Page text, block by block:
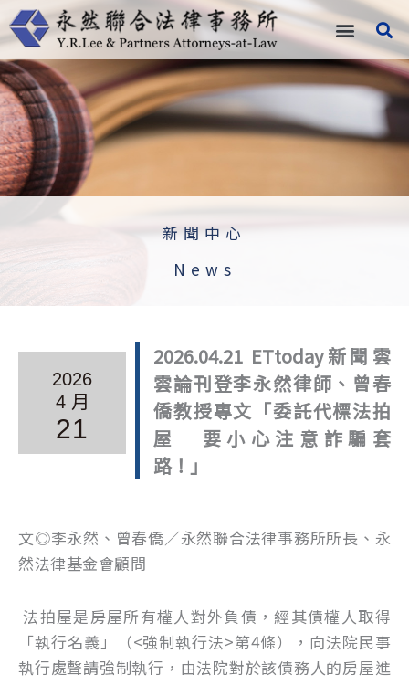
跳
至
主
要
內
容
新聞中心
News
2026
4 月
21
2026.04.21 ETtoday新聞雲
雲論刊登李永然律師、曾春
僑教授專文「委託代標法拍
屋 要小心注意詐騙套
路！」
文◎李永然、曾春僑／永然聯合法律事務所所長、永
然法律基金會顧問
法拍屋是房屋所有權人對外負債，經其債權人取得
「執行名義」（<強制執行法>第4條），向法院民事
執行處聲請強制執行，由法院對於該債務人的房屋進